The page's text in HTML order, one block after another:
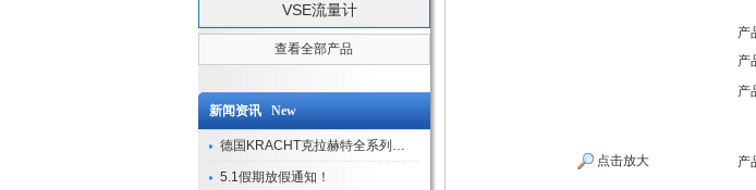
VSE流量计
查看全部产品
新闻资讯 New
德国KRACHT克拉赫特全系列现货库存
5.1假期放假通知！
点击放大
产
产
产
产